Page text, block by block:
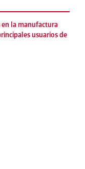
en la manufactura
usuarios de